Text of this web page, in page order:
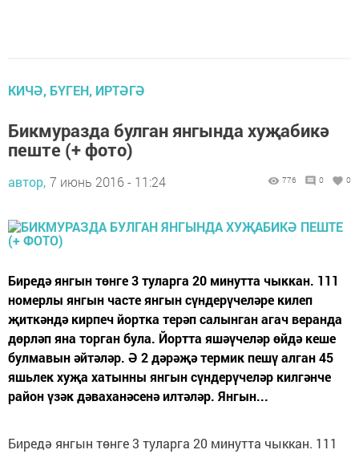
КИЧӘ, БҮГЕН, ИРТӘГӘ
Бикмуразда булган янгында хуҗабикә
пеште (+ фото)
автор, 7 июнь 2016 - 11:24 776 0 0
Биредә янгын төнге 3 туларга 20 минутта чыккан. 111
номерлы янгын часте янгын сүндерүчеләре килеп
җиткәндә кирпеч йортка терәп салынган агач веранда
дөрләп яна торган була. Йортта яшәүчеләр өйдә кеше
булмавын әйтәләр. Ә 2 дәрәҗә термик пешү алган 45
яшьлек хуҗа хатынны янгын сүндерүчеләр килгәнче
район үзәк дәваханәсенә илтәләр. Янгын...
Биредә янгын төнге 3 туларга 20 минутта чыккан. 111